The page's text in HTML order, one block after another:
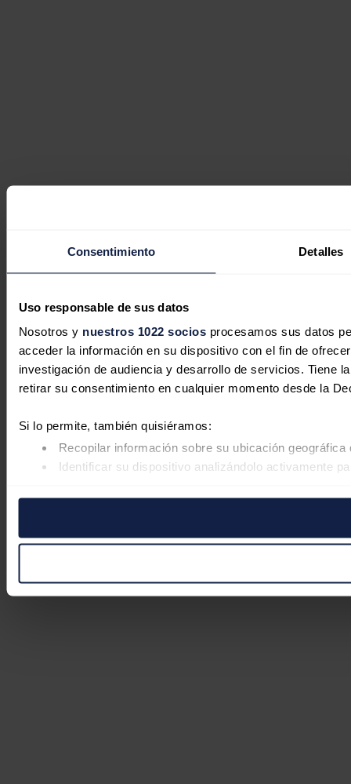
Consentimiento Detalles
Uso responsable de sus datos
Nosotros y nuestros 1022 sociosprocesamos sus datos
acceder la información en su dispositivo con el fin de
investigación de audiencia y desarrollo de servicios. Tiene
retirar su consentimiento en cualquier momento desde la
Si lo permite, también quisiéramos:
Recopilar información sobre su ubicación
Identificar su dispositivo analizándolo activamente
Las cookies de este sitio web se usan para personalizar el
pueden combinarla con otra información que les haya